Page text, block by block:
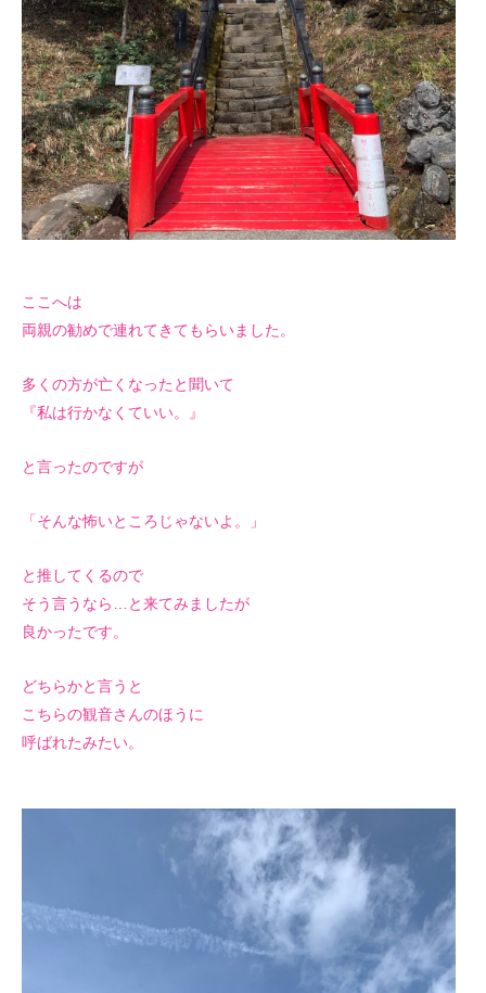
ここへは
両親の勧めで連れてきてもらいました。
多くの方が亡くなったと聞いて
『私は行かなくていい。』
と言ったのですが
「そんな怖いところじゃないよ。」
と推してくるので
そう言うなら…と来てみましたが
良かったです。
どちらかと言うと
こちらの観音さんのほうに
呼ばれたみたい。